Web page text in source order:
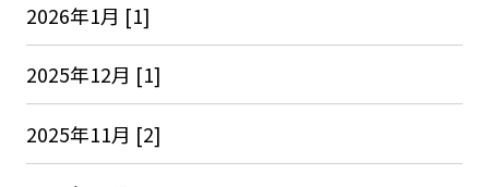
2026年1月 [1]
2025年12月 [1]
2025年11月 [2]